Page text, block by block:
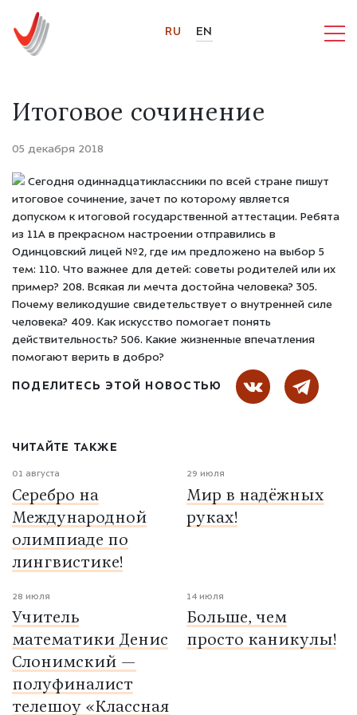
RU EN
Итоговое сочинение
05 декабря 2018
Сегодня одиннадцатиклассники по всей стране пишут
итоговое сочинение, зачет по которому является
допуском к итоговой государственной аттестации. Ребята
из 11А в прекрасном настроении отправились в
Одинцовский лицей №2, где им предложено на выбор 5
тем: 110. Что важнее для детей: советы родителей или их
пример? 208. Всякая ли мечта достойна человека? 305.
Почему великодушие свидетельствует о внутренней силе
человека? 409. Как искусство помогает понять
действительность? 506. Какие жизненные впечатления
помогают верить в добро?
ПОДЕЛИТЕСЬ ЭТОЙ НОВОСТЬЮ
ЧИТАЙТЕ ТАКЖЕ
01 августа
Серебро на
Международной
олимпиаде по
лингвистике!
29 июля
Мир в надёжных
руках!
28 июля
Учитель
математики Денис
Слонимский —
полуфиналист
телешоу «Классная
14 июля
Больше, чем
просто каникулы!